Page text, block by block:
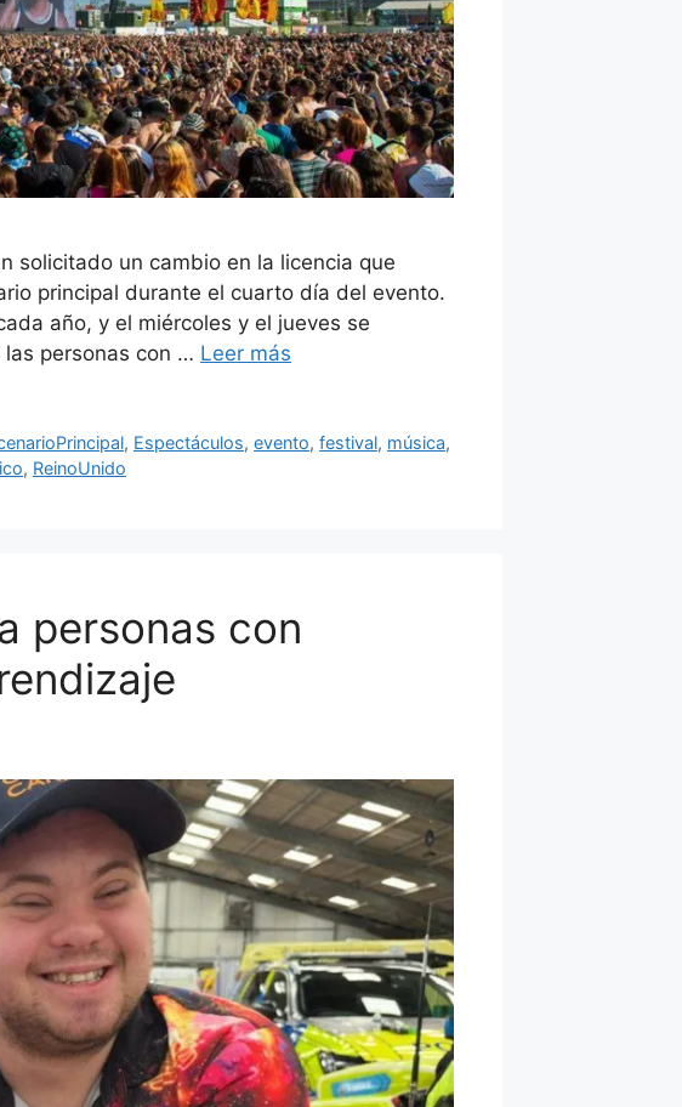
solicitado un cambio en la licencia que
principal durante el cuarto día del evento.
año, y el miércoles y el jueves se
personas con … Leer más
, Espectáculos,evento,festival, música,
, ReinoUnido
personas con